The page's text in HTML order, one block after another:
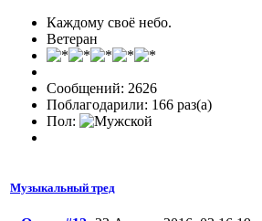
Каждому своё небо.
Ветеран
Сообщений: 2626
Поблагодарили: 166 раз(а)
Пол:
Музыкальный тред